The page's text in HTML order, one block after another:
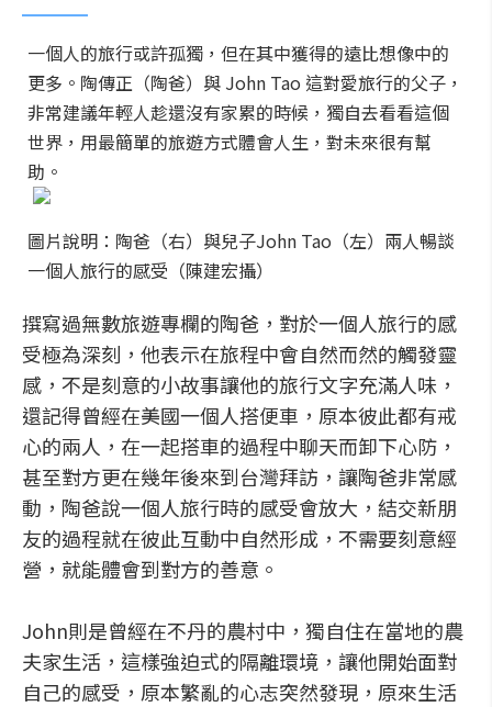
一個人的旅行或許孤獨，但在其中獲得的遠比想像中的
更多。陶傳正（陶爸）與 John Tao 這對愛旅行的父子，
非常建議年輕人趁還沒有家累的時候，獨自去看看這個
世界，用最簡單的旅遊方式體會人生，對未來很有幫
助。
圖片說明：陶爸（右）與兒子John Tao（左）兩人暢談
一個人旅行的感受（陳建宏攝）
撰寫過無數旅遊專欄的陶爸，對於一個人旅行的感
受極為深刻，他表示在旅程中會自然而然的觸發靈
感，不是刻意的小故事讓他的旅行文字充滿人味，
還記得曾經在美國一個人搭便車，原本彼此都有戒
心的兩人，在一起搭車的過程中聊天而卸下心防，
甚至對方更在幾年後來到台灣拜訪，讓陶爸非常感
動，陶爸說一個人旅行時的感受會放大，結交新朋
友的過程就在彼此互動中自然形成，不需要刻意經
營，就能體會到對方的善意。
John則是曾經在不丹的農村中，獨自住在當地的農
夫家生活，這樣強迫式的隔離環境，讓他開始面對
自己的感受，原本繁亂的心志突然發現，原來生活